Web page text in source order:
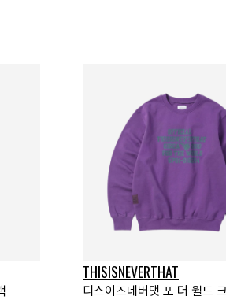
THISISNEVERTHAT
디스이즈네버댓 포 더 월드